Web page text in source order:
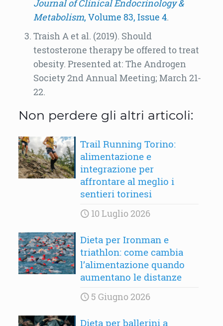
Journal of Clinical Endocrinology &
Metabolism, Volume 83, Issue 4.
Traish A et al. (2019). Should
testosterone therapy be offered to treat
obesity. Presented at: The Androgen
Society 2nd Annual Meeting; March 21-
22.
Non perdere gli altri articoli:
Trail Running Torino:
alimentazione e
integrazione per
affrontare al meglio i
sentieri torinesi
10 Luglio 2026
Dieta per Ironman e
triathlon: come cambia
l’alimentazione quando
aumentano le distanze
5 Giugno 2026
Dieta per ballerini a